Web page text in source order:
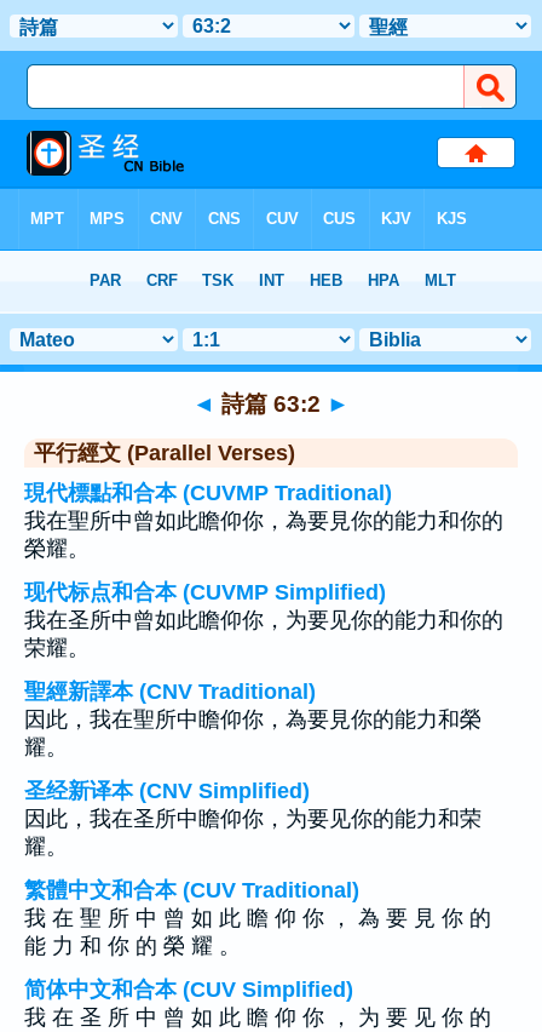
> 聖經金句 2
◄ 詩篇 63:2 ►
平行經文 (Parallel Verses)
現代標點和合本 (CUVMP Traditional)
我在聖所中曾如此瞻仰你，為要見你的能力和你的
榮耀。
现代标点和合本 (CUVMP Simplified)
我在圣所中曾如此瞻仰你，为要见你的能力和你的
荣耀。
聖經新譯本 (CNV Traditional)
因此，我在聖所中瞻仰你，為要見你的能力和榮
耀。
圣经新译本 (CNV Simplified)
因此，我在圣所中瞻仰你，为要见你的能力和荣
耀。
繁體中文和合本 (CUV Traditional)
我 在 聖 所 中 曾 如 此 瞻 仰 你 ， 為 要 見 你 的
能 力 和 你 的 榮 耀 。
简体中文和合本 (CUV Simplified)
我 在 圣 所 中 曾 如 此 瞻 仰 你 ， 为 要 见 你 的